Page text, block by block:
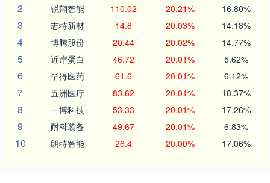
2 锐翔智能 110.02 20.21% 16.80%
3 志特新材 14.8 20.03% 14.18%
4 博腾股份 20.44 20.02% 14.77%
5 近岸蛋白 46.72 20.01% 5.62%
6 毕得医药 61.6 20.01% 6.12%
7 五洲医疗 83.62 20.01% 18.37%
8 一博科技 53.33 20.01% 17.26%
9 耐科装备 49.67 20.01% 6.83%
10 朗特智能 26.4 20.00% 17.06%